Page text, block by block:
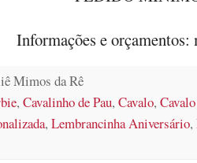
Informações e
Mimos da Rê
,Cavalinho de Pau,Cavalo,
,Lembrancinha Aniversário,